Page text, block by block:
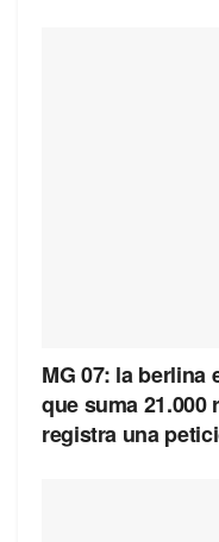
MG 07: la berlina
que suma 21.000
registra una